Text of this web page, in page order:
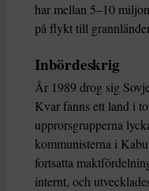
har mellan 5–10
på flykt till
Inbördeskrig
År 1989 drog sig
Kvar fanns ett land i
upprorsgrupperna
kommunisterna i
fortsatta
internt, och